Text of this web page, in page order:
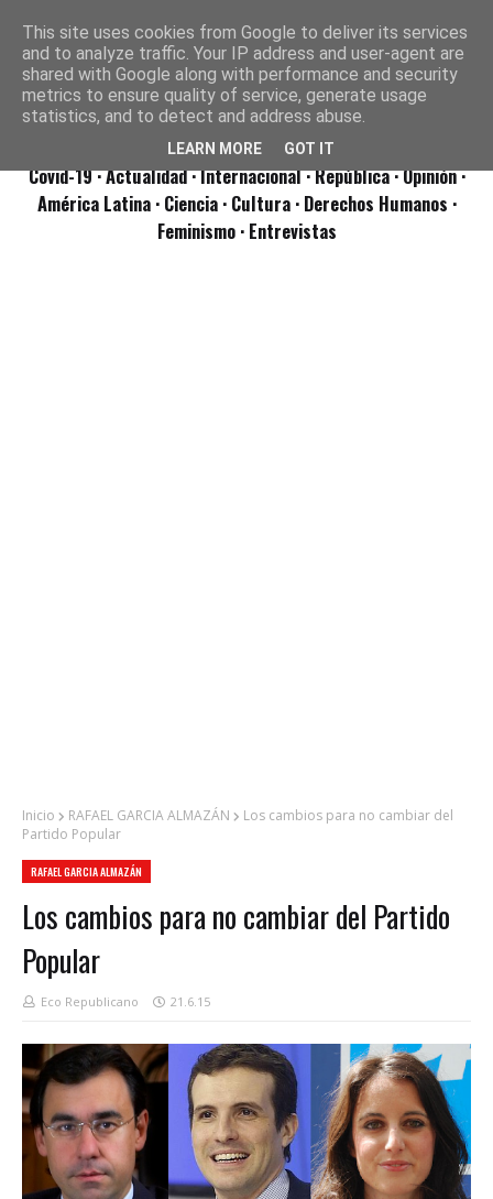
Covid-19· Actualidad· Internacional· República· Opinión·
América Latina · Ciencia · Cultura · Derechos Humanos ·
Feminismo · Entrevistas
Inicio RAFAEL GARCIA ALMAZÁN
Los cambios para no cambiar del
Partido Popular
RAFAEL GARCIA ALMAZÁN
Los cambios para no cambiar del Partido
Popular
Eco Republicano 21.6.15
This site uses cookies from Google to deliver its services
and to analyze traffic. Your IP address and user-agent are
shared with Google along with performance and security
metrics to ensure quality of service, generate usage
statistics, and to detect and address abuse.
LEARN MORE GOT IT